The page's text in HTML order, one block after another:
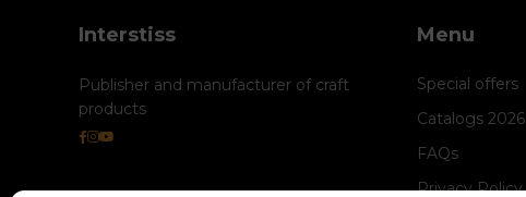
Interstiss
Publisher and manufacturer of craft
products
Menu
Special offers
Catalogs 2026
FAQs
Privacy Policy